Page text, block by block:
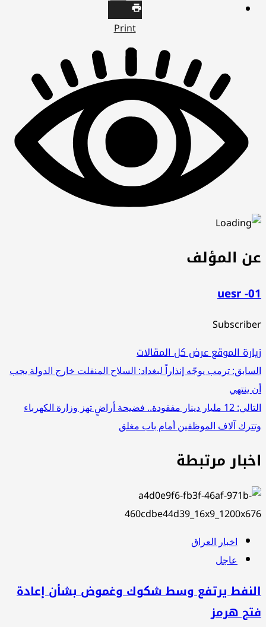
Print
عن المؤلف
uesr -01
Subscriber
زيارة الموقععرض كل المقالات
تصفّح
المقالات
السابق: ترمب يوجّه إنذاراً لبغداد: السلاح المنفلت خارج الدولة يجب
أن ينتهي
التالي:
12 مليار دينار مفقودة.. فضيحة أراضٍ تهز وزارة الكهرباء
وتترك آلاف الموظفين أمام باب مغلق
اخبار مرتبطة
اخبار العراق
عاجل
النفط يرتفع وسط شكوك وغموض بشأن إعادة
فتح هرمز